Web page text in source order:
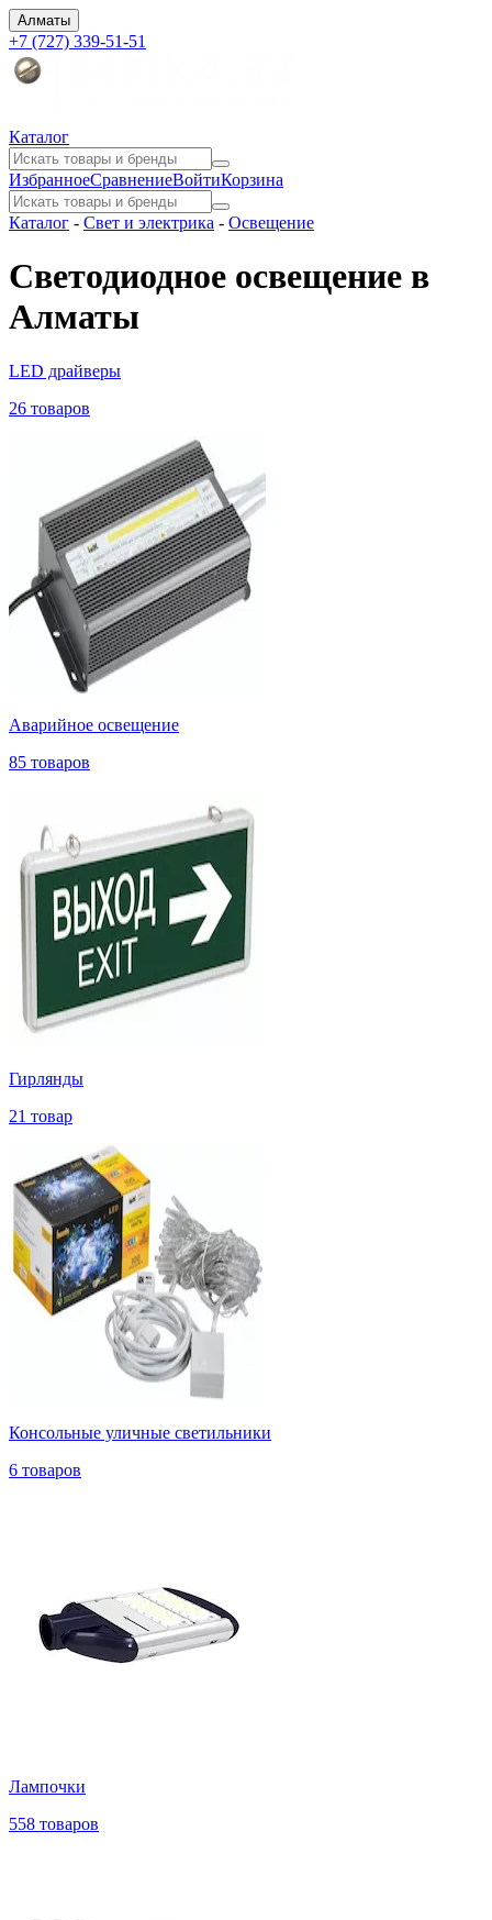
Алматы
+7 (727) 339-51-51
Каталог
ИзбранноеСравнениеВойтиКорзина
Каталог - Свет и электрика - Освещение
Светодиодное освещение в
Алматы
LED драйверы
26 товаров
Аварийное освещение
85 товаров
Гирлянды
21 товар
Консольные уличные светильники
6 товаров
Лампочки
558 товаров